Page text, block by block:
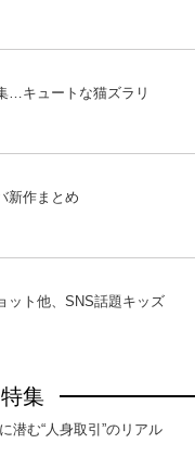
…キュートな猫ズラリ
新作まとめ
ット他、SNS話題キッズ
集
潜む“人身取引”のリアル